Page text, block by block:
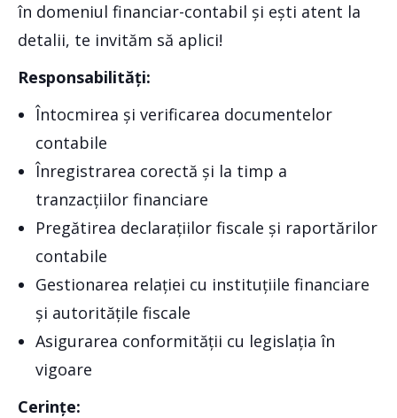
în domeniul financiar-contabil și ești atent la
detalii, te invităm să aplici!
Responsabilități:
Întocmirea și verificarea documentelor
contabile
Înregistrarea corectă și la timp a
tranzacțiilor financiare
Pregătirea declarațiilor fiscale și raportărilor
contabile
Gestionarea relației cu instituțiile financiare
și autoritățile fiscale
Asigurarea conformității cu legislația în
vigoare
Cerințe: